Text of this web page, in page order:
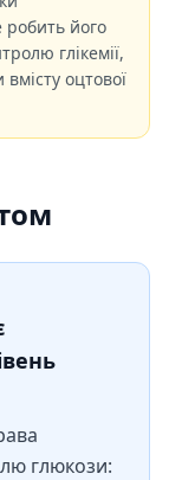
робить його
глікемії,
оцтової
глюкози: